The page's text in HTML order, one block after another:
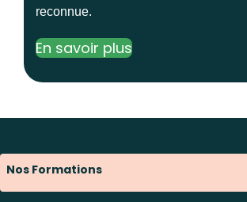
reconnue.
En savoir plus
Nos Formations